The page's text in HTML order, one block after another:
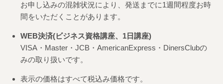
お申し込みの混雑状況により、発送までに1週間程度お時
間をいただくことがあります。
WEB決済(ビジネス資格講座、1日講座)
VISA・Master・JCB・AmericanExpress・DinersClubの
みの取り扱いです。
表示の価格はすべて税込み価格です。